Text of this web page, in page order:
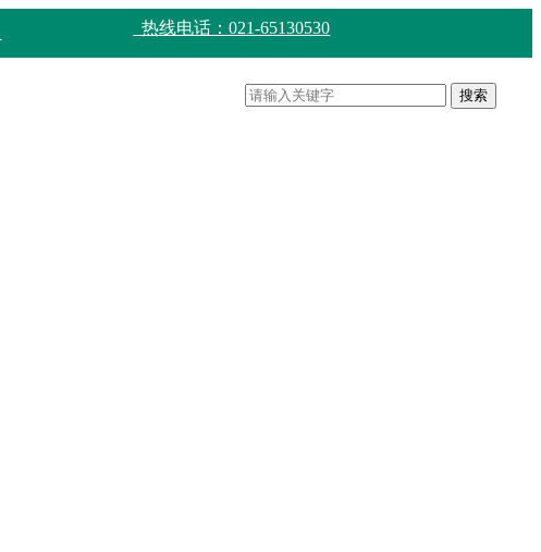
热线电话：021-65130530